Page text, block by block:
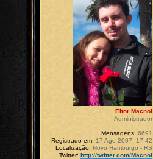
Eltor Macnol
Administrador
Mensagens: 6691
Registrado em: 17 Ago 2007, 17:42
Localização: Novo Hamburgo - RS
Twitter: http://twitter.com/Macnol